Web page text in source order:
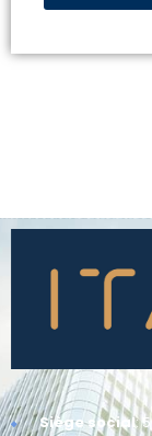
Siège social: